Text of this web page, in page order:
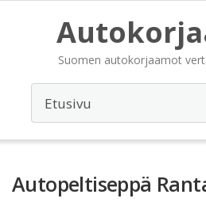
Suomen autokorjaamot
Autopeltiseppä